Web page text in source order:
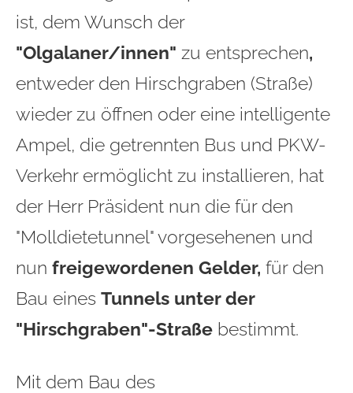
ist, dem Wunsch der
"Olgalaner/innen" zu entsprechen,
entweder den Hirschgraben (Straße)
wieder zu öffnen oder eine intelligente
Ampel, die getrennten Bus und PKW-
Verkehr ermöglicht zu installieren, hat
der Herr Präsident nun die für den
"Molldietetunnel" vorgesehenen und
nun freigewordenen Gelder, für den
Bau eines Tunnels unter der
"Hirschgraben"-Straße bestimmt.
Mit dem Bau des